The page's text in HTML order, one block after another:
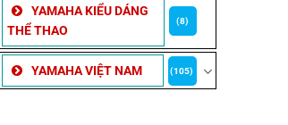
YAMAHA KIỂU DÁNG
THỂ THAO
(8)
YAMAHA VIỆT NAM (105)